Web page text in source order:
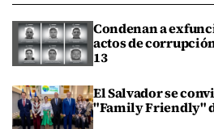
Condenan a
actos de
13
El Salvador se
"Family Friendly"